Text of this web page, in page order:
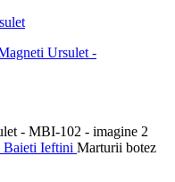
Baieti Ieftini Marturii botez